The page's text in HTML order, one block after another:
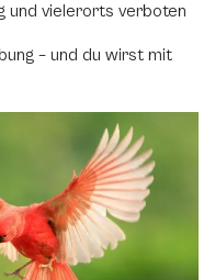
und vielerorts verboten
– und du wirst mit